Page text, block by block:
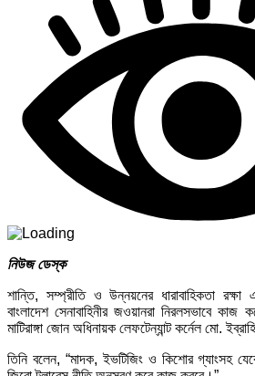
নিউজ ডেস্ক
শান্তি, সম্প্রীতি ও উন্নয়নের ধারাবাহিকতা রক্ষা
বাংলাদেশ সেনাবাহিনীর জওয়ানরা নিরলসভাবে
মাটিরাঙ্গা জোন অধিনায়ক লেফটেন্যান্ট কর্নেল মো.
তিনি বলেন, “মাদক, ইভটিজিং ও কিশোর গ্যাংসহ